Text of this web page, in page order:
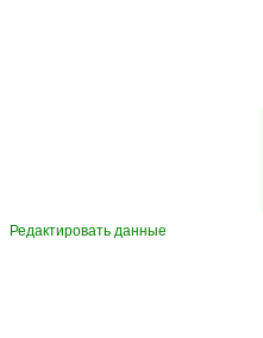
Редактировать данные